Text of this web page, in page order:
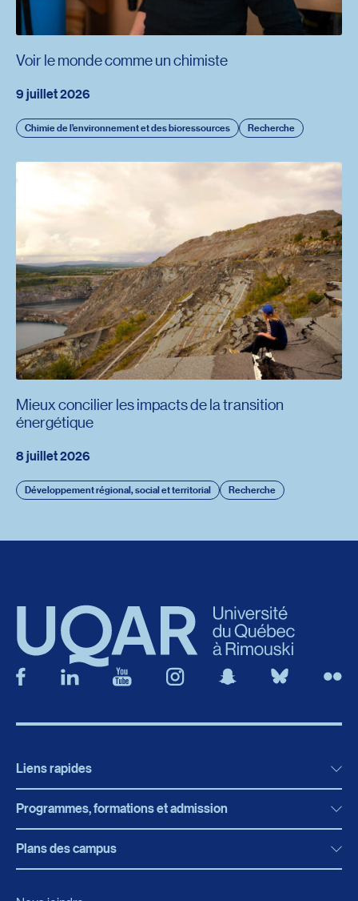
9 juillet 2026
Chimie de l’environnement et des bioressources Recherche
Voir le monde comme un chimiste
8 juillet 2026
Développement régional, social et territorial Recherche
Mieux concilier les impacts de la transition
énergétique
Liens rapides
Actualités
Bibliothèque
Programmes, formations et admission
Programmes, formations et admission
Plans des campus